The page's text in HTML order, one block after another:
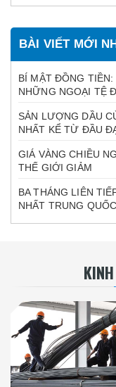
BÀI VIẾT MỚI
BÍ MẬT ĐỒNG
NHỮNG NGOẠI TỆ
SẢN LƯỢNG DẦU
NHẤT KỂ TỪ ĐẦU
GIÁ VÀNG CHIỀU
THẾ GIỚI GIẢM
BA THÁNG LIÊN
NHẤT TRUNG QUỐC